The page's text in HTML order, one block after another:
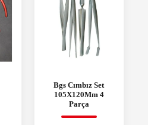
Bgs Cımbız Set
105X120Mm 4
Parça